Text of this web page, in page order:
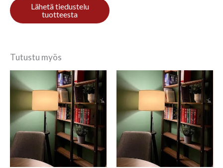
Kirjoita ensimmäinen arvio
Sinun on
kirjoittaa arvioinnin.
Tutustu myös